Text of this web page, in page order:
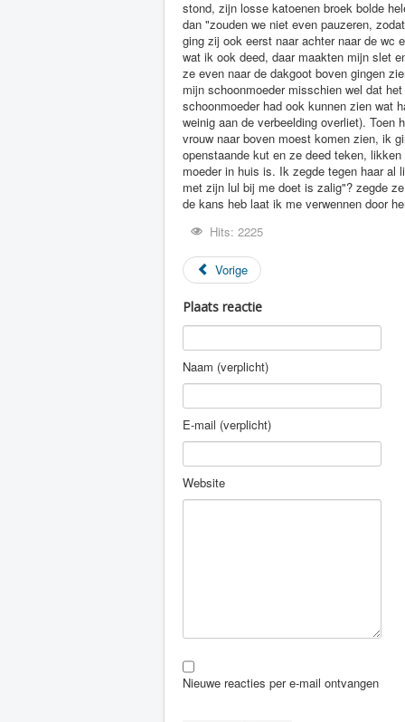
Hits: 2225
Vorige
Plaats reactie
Naam (verplicht)
E-mail (verplicht)
Website
Nieuwe reacties per e-mail ontvangen